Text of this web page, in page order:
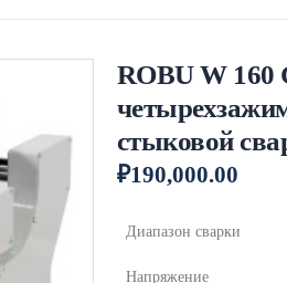
ROBU W 160
стыковой
₽190,000.00
Диапазон сварки
Напряжение